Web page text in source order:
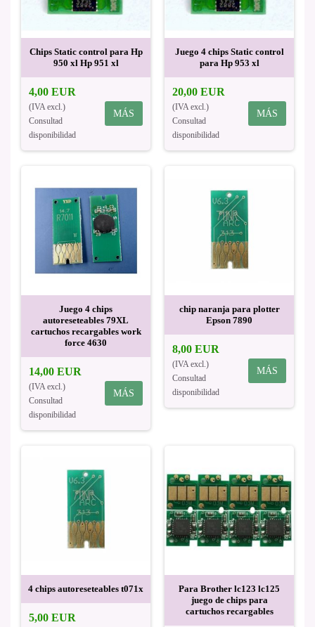
Chips Static control para Hp
950 xl Hp 951 xl
4,00 EUR
(IVA excl.)
Consultad
disponibilidad
MÁS
Juego 4 chips Static control
para Hp 953 xl
20,00 EUR
(IVA excl.)
Consultad
disponibilidad
MÁS
Juego 4 chips
autoreseteables 79XL
cartuchos recargables work
force 4630
14,00 EUR
(IVA excl.)
Consultad
disponibilidad
MÁS
chip naranja para plotter
Epson 7890
8,00 EUR
(IVA excl.)
Consultad
disponibilidad
MÁS
4 chips autoreseteables t071x
5,00 EUR
Para Brother lc123 lc125
juego de chips para
cartuchos recargables